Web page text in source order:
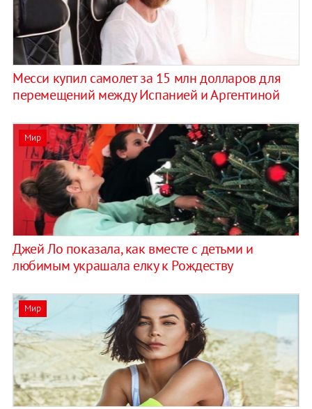
Месси купил самолет за 15 млн долларов для
перемещений между Испанией и Аргентиной
Мир
Джей Ло показала, как вместе с детьми и
любимым украшала елку к Рождеству
Мир